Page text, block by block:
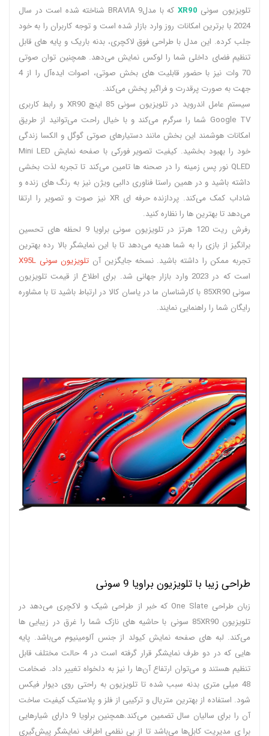
تلویزیون سونی XR90
که با مدلBRAVIA 9 شناخته شده است در سال
2024 با برترین امکانات روز وارد بازار شده است و توجه کاربران را به خود
جلب کرده. این مدل با طراحی فوق لاکچری، بدنه باریک و پایه های قابل
تنظیم فضای داخلی شما را لوکس نمایش می‌دهد. همچنین توان صوتی
70 وات نیز با حضور قابلیت های بخش صوتی، اصوات ایده‌آل را از 4
جهت به صورت پرقدرت و فراگیر پخش می‌کند.
سیستم عامل اندروید در تلویزیون سونی 85 اینچ XR90 و رابط کاربری
Google TV شما را سرگرم می‌کند و با خیال راحت می‌توانید از طریق
امکانات هوشمند این بخش مانند دستیارهای صوتی گوگل و الکسا زندگی
خود را بهبود بخشید. کیفیت تصویر فورکی با صفحه نمایش Mini LED
QLED نور پس زمینه را در صحنه ها تامین می‌کند تا تجربه لذت بخشی
داشته باشید و در همین راستا فناوری دالبی ویژن نیز به رنگ های زنده و
شاداب کمک می‌کند. پردازنده حرفه ای XR نیز صوت و تصویر را ارتقا
می‌دهد تا بهترین ها را نظاره کنید.
رفرش ریت 120 هرتز در تلویزیون سونی براویا 9 لحظه های تحسین
برانگیز از بازی را به شما هدیه می‌دهد تا با این نمایشگر بالا رده بهترین
تجربه ممکن را داشته باشید. نسخه جایگزین آن تلویزیون سونی X95L
است که در 2023 وارد بازار جهانی شد. برای اطلاع از قیمت تلویزیون
سونی 85XR90 با کارشناسان ما در یاسان کالا در ارتباط باشید تا با مشاوره
رایگان شما را راهنمایی نمایند.
طراحی زیبا با تلویزیون براویا 9 سونی
زبان طراحی One Slate که خبر از طراحی شیک و لاکچری می‌دهد در
تلویزیون 85XR90 سونی با حاشیه های نازک شما را غرق در زیبایی ها
می‌کند. لبه های صفحه نمایش کیولد از جنس آلومینیوم می‌باشد. پایه
هایی که در دو طرف نمایشگر قرار گرفته است در 4 حالت مختلف قابل
تنظیم هستند و می‌توان ارتفاع آن‌ها را نیز به دلخواه تغییر داد. ضخامت
48 میلی متری بدنه سبب شده تا تلویزیون به راحتی روی دیوار فیکس
شود. استفاده از بهترین متریال و ترکیبی از فلز و پلاستیک کیفیت ساخت
آن را برای سالیان سال تضمین می‌کند.همچنین براویا 9 دارای شیارهایی
برا ی مدیریت کابل‌ها می‌باشد تا از بی نظمی اطراف نمایشگر پیش‌گیری